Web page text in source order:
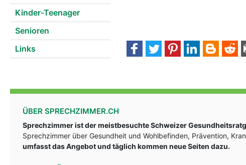
Kinder-Teenager
Senioren
Links
ÜBER SPRECHZIMMER.CH
Sprechzimmer ist der meistbesuchte Schweizer
Sprechzimmer über Gesundheit und Wohlbefinden, Prävention,
umfasst das Angebot und täglich kommen neue Seiten dazu.